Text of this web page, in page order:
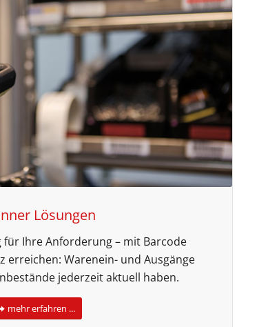
Lösungen
für Ihre Anforderung – mit Barcode
erreichen: Warenein- und Ausgänge
jederzeit aktuell haben.
mehr erfahren ...